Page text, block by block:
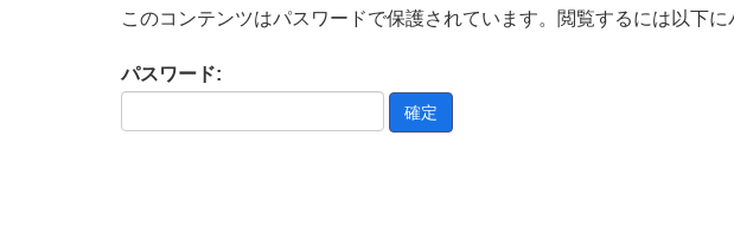
このコンテンツはパスワードで保護されています。閲覧するには以下に
パスワード: